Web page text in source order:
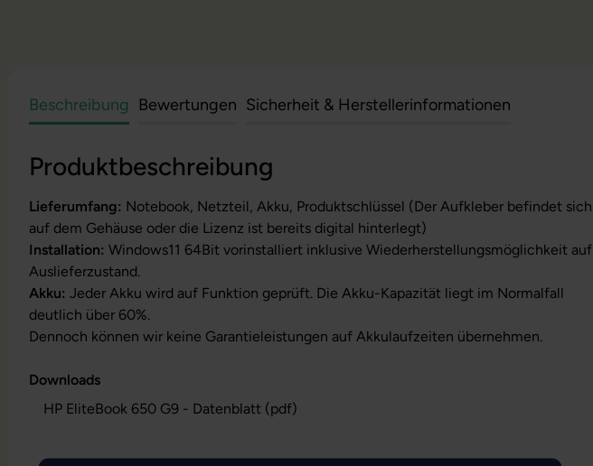
Beschreibung Bewertungen Sicherheit & Herstellerinformationen
Produktbeschreibung
Lieferumfang: Notebook, Netzteil, Akku, Produktschlüssel (Der Aufkleber befindet sich
auf dem Gehäuse oder die Lizenz ist bereits digital hinterlegt)
Installation: Windows11 64Bit vorinstalliert inklusive Wiederherstellungsmöglichkeit auf
Auslieferzustand.
Akku: Jeder Akku wird auf Funktion geprüft. Die Akku-Kapazität liegt im Normalfall
deutlich über 60%.
Dennoch können wir keine Garantieleistungen auf Akkulaufzeiten übernehmen.
Downloads
HP EliteBook 650 G9 - Datenblatt (pdf)